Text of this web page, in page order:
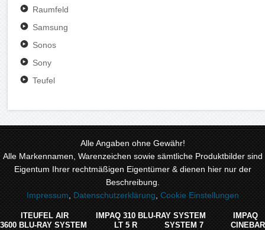
Raumfeld
Samsung
Sonos
Sony
Teufel
Alle Angaben ohne Gewähr!
Alle Markennamen, Warenzeichen sowie sämtliche Produktbilder sind
Eigentum Ihrer rechtmäßigen Eigentümer & dienen hier nur der
Beschreibung.
Impressum
Datenschutzerklärung Cookie Einstellungen
ITEUFEL AIR IMPAQ 310 BLU-RAY SYSTEM
IMPAQ
3600 BLU-RAY SYSTEM
LT 5 R SYSTEM 7
CINEBAR